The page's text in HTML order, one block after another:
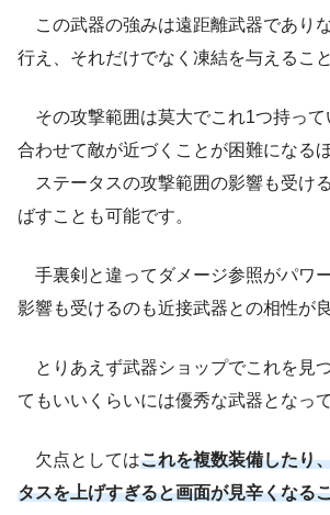
この武器の強みは遠距離武器であり
行え、それだけでなく凍結を与えること
その攻撃範囲は莫大でこれ1つ持って
合わせて敵が近づくことが困難になるほ
ステータスの攻撃範囲の影響も受け
ばすことも可能です。
手裏剣と違ってダメージ参照がパワ
影響も受けるのも近接武器との相性が
とりあえず武器ショップでこれを見
てもいいくらいには優秀な武器となっ
欠点としてはこれを複数装備したり
タスを上げすぎると画面が見辛くなる